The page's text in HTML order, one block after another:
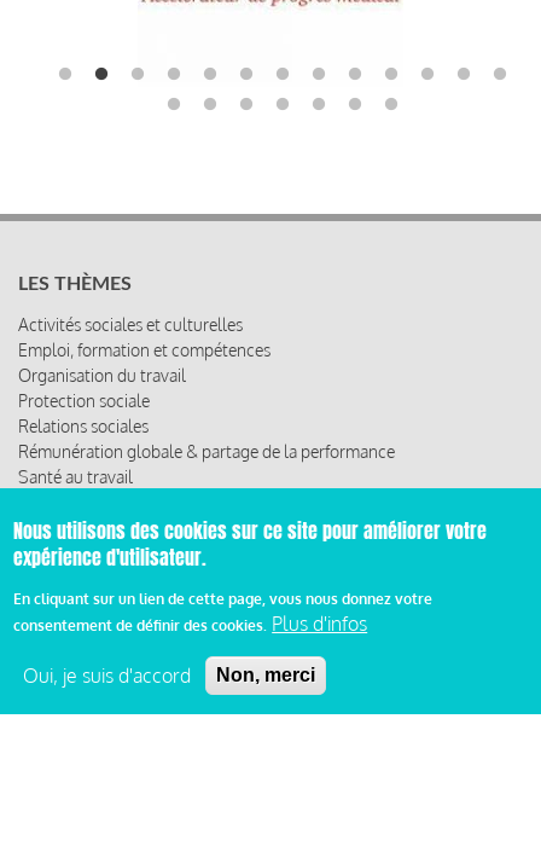
LES THÈMES
Activités sociales et culturelles
Emploi, formation et compétences
Organisation du travail
Protection sociale
Relations sociales
Rémunération globale & partage de la performance
Santé au travail
ACCÈS RAPIDE
Les abonnements
Les rencontres
Nous utilisons des cookies sur ce site pour améliorer votre
expérience d'utilisateur.
En cliquant sur un lien de cette page, vous nous donnez votre
consentement de définir des cookies. Plus d'infos
Oui, je suis d'accord Non, merci